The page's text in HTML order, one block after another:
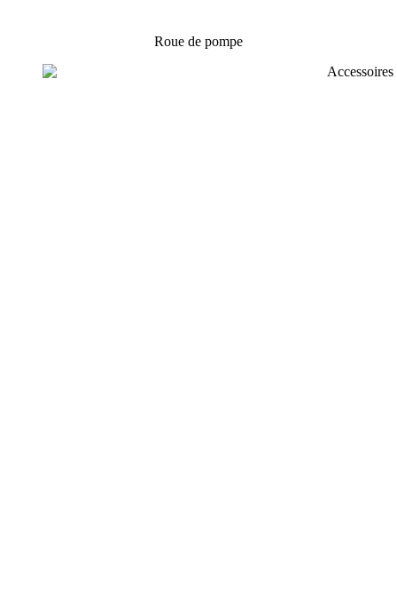
Roue de pompe